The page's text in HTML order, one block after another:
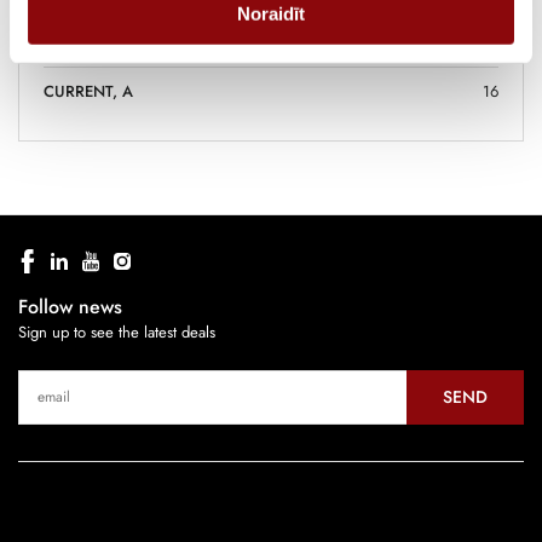
Noraidīt
SIZE TYPE M1
CURRENT, A 16
Follow news
Sign up to see the latest deals
SEND